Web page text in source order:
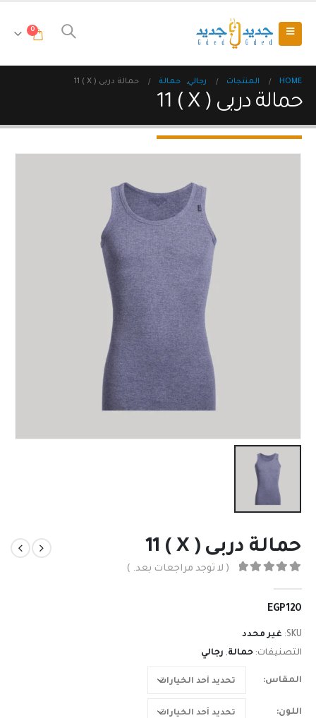
0
HOME المنتجات رجالي, حمالة حمالة دربى ( X ) 11
حمالة دربى ( X ) 11
حمالة دربى ( X ) 11
( لا توجد مراجعات بعد. )
EGP120
SKU: غير محدد
التصنيفات: حمالة, رجالي
المقاس
اللون